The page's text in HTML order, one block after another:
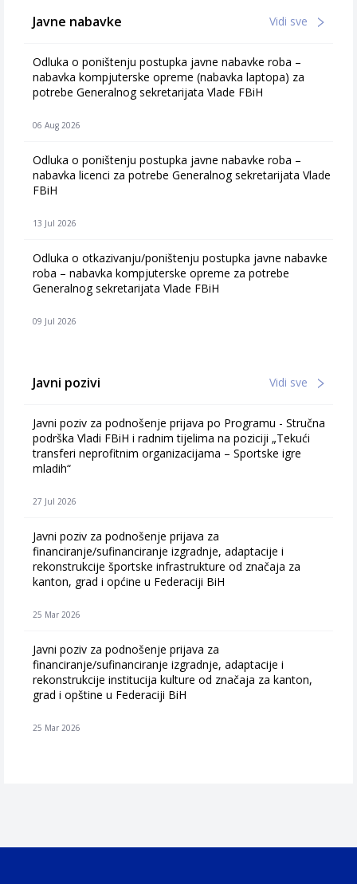
Javne nabavke Vidi sve
Odluka o poništenju postupka javne nabavke roba –
nabavka kompjuterske opreme (nabavka laptopa) za
potrebe Generalnog sekretarijata Vlade FBiH
06 Aug 2026
Odluka o poništenju postupka javne nabavke roba –
nabavka licenci za potrebe Generalnog sekretarijata Vlade
FBiH
13 Jul 2026
Odluka o otkazivanju/poništenju postupka javne nabavke
roba – nabavka kompjuterske opreme za potrebe
Generalnog sekretarijata Vlade FBiH
09 Jul 2026
Javni pozivi Vidi sve
Javni poziv za podnošenje prijava po Programu - Stručna
podrška Vladi FBiH i radnim tijelima na poziciji „Tekući
transferi neprofitnim organizacijama – Sportske igre
mladih“
27 Jul 2026
Javni poziv za podnošenje prijava za
financiranje/sufinanciranje izgradnje, adaptacije i
rekonstrukcije športske infrastrukture od značaja za
kanton, grad i općine u Federaciji BiH
25 Mar 2026
Javni poziv za podnošenje prijava za
financiranje/sufinanciranje izgradnje, adaptacije i
rekonstrukcije institucija kulture od značaja za kanton,
grad i opštine u Federaciji BiH
25 Mar 2026